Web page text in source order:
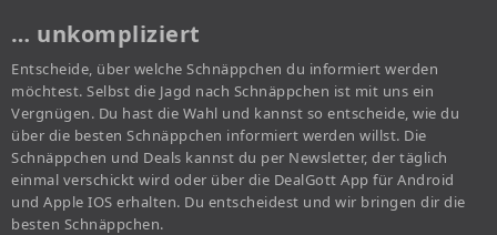
… unkompliziert
Entscheide, über welche Schnäppchen du informiert werden
möchtest. Selbst die Jagd nach Schnäppchen ist mit uns ein
Vergnügen. Du hast die Wahl und kannst so entscheide, wie du
über die besten Schnäppchen informiert werden willst. Die
Schnäppchen und Deals kannst du per Newsletter, der täglich
einmal verschickt wird oder über die DealGott App für Android
und Apple IOS erhalten. Du entscheidest und wir bringen dir die
besten Schnäppchen.